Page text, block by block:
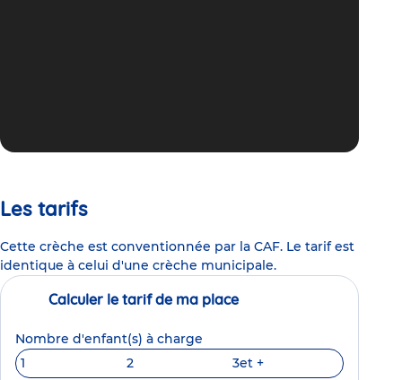
Les tarifs
Cette crèche est conventionnée par la CAF. Le tarif est
identique à celui d'une crèche municipale.
Calculer le tarif de ma place
Nombre d'enfant(s) à charge
1
2 3et +